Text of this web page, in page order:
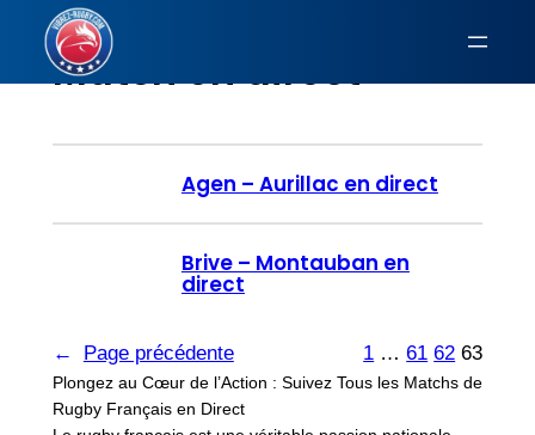
Aller
contenuMatch en direct
Agen – Aurillac en direct
Brive – Montauban en
direct
← Page précédente 1 … 61 62 63
Plongez au Cœur de l’Action : Suivez Tous les Matchs de
Rugby Français en Direct